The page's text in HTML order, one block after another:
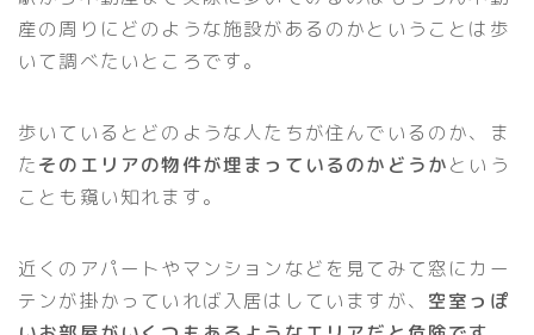
産の周りにどのような施設があるのかということは歩
いて調べたいところです。
歩いているとどのような人たちが住んでいるのか、ま
たそのエリアの物件が埋まっているのかどうかという
ことも窺い知れます。
近くのアパートやマンションなどを見てみて窓にカー
テンが掛かっていれば入居はしていますが、 空室っぽ